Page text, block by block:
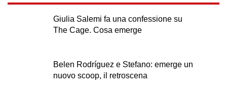
Giulia Salemi fa una confessione su
The Cage. Cosa emerge
Belen Rodríguez e Stefano: emerge un
nuovo scoop, il retroscena